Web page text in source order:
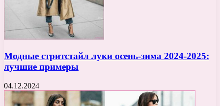
Модные стритстайл луки осень-зима 2024-2025:
лучшие примеры
04.12.2024